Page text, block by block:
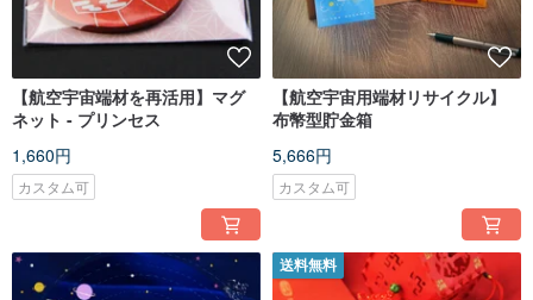
【航空宇宙端材を再活用】マグ
ネット - プリンセス
1,660円
カスタム可
【航空宇宙用端材リサイクル】
布幣型貯金箱
5,666円
カスタム可
送料無料